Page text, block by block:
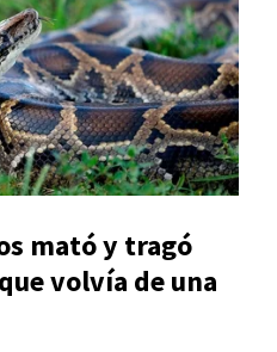
mató y tragó
volvía de una